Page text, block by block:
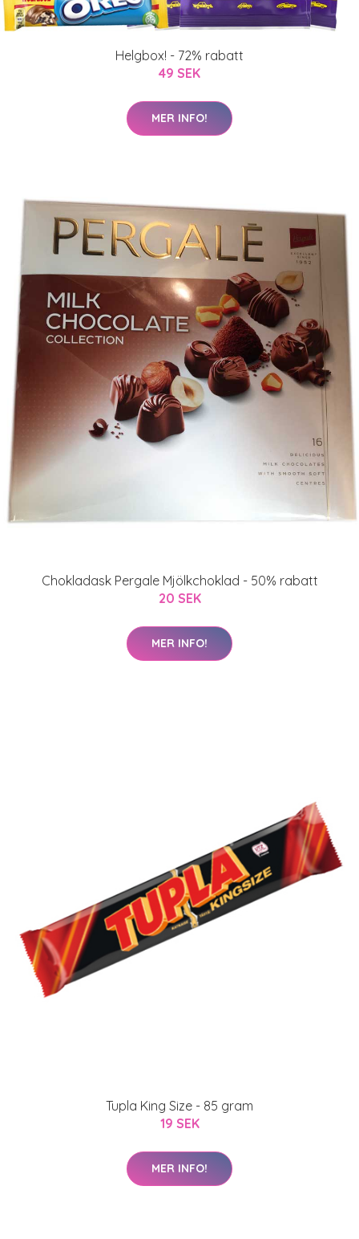
Helgbox! - 72% rabatt
49 SEK
MER INFO!
Chokladask Pergale Mjölkchoklad - 50% rabatt
20 SEK
MER INFO!
Tupla King Size - 85 gram
19 SEK
MER INFO!